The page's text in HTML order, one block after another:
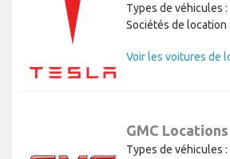
Types de véhicules :
Sociétés de location
Voir les voitures de
GMC Locations
Types de véhicules :